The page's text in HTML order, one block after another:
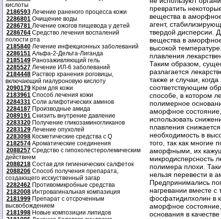
кислоты
2186593 Лечение раненого процесса кожи
2286801 Очищение воды
2286781 Лечение ожогов пищевода у детей
2286764 Средство лечения воспалений
полости рта
2185840 Лечение инфекционных заболеваний
2286151 Альфа-2-Дельта-Лиганда
2185149 Ранозаживляющий гель
2285527 Лечение ИЛ-6 заболеваний
2184448 Раствор хранения роговицы,
включающий гиалуроновую кислоту
2090179 Крем для кожи
2183961 Способ лечения кожи
2284331 Соли алифотических аминов
2284187 Производные амида
2089191 Снизить внутрение давление
2283320 Получение гликозаминогликанов
2283129 Лечение опухолей
2283098 Косметические средства с Q
2182574 Ароматические соединения
2088257 Средство с гипохолестеролемическим
действием
2088218 Состав для гигиенических салфеток
2088206 Способ получения препарата,
создающего исскуственный загар
2282462 Противомикробные средства
2182008 Интровагинальная компазиция
2181999 Препарат с отсроченным
высвобождением
2181998 Новые композиции липидов
превратить
вещества в
агент,
твердой дисперсии.
вещества в
высокой
плавления
Таким образом,
разлагается
также и случаи,
соответствующим
способе, в котором
полимерное
аморфное
использовать
плавления
необходимость в
того, так как многие
аморфными, их
микродисперсность
полимера плохи.
нельзя перевести в
Предпринимались
нагревании вместе
фосфатидилхолин в
аморфное
основания в